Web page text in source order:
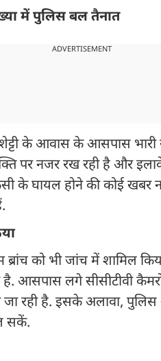
में पुलिस बल तैनात
ADVERTISEMENT
के आवास के आसपास
पर नजर रख रही है और
के घायल होने की कोई खबर
ब्रांच को भी जांच में शामिल
है. आसपास लगे सीसीटीवी
जा रही है. इसके अलावा,
सकें.